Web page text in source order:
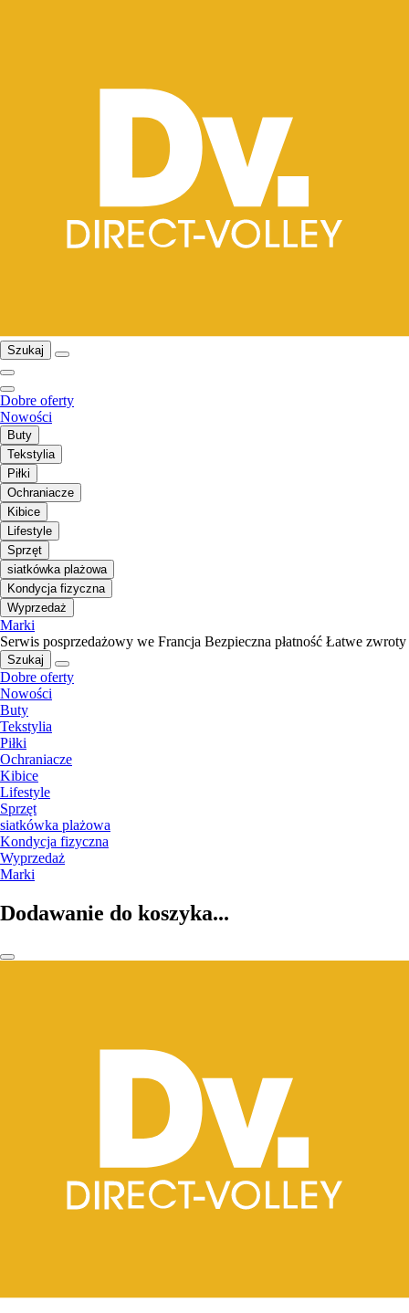
Szukaj
Dobre oferty
Nowości
Buty
Tekstylia
Piłki
Ochraniacze
Kibice
Lifestyle
Sprzęt
siatkówka plażowa
Kondycja fizyczna
Wyprzedaż
Marki
Serwis posprzedażowy we Francja Bezpieczna płatność Łatwe zwroty
Szukaj
Dobre oferty
Nowości
Buty
Tekstylia
Piłki
Ochraniacze
Kibice
Lifestyle
Sprzęt
siatkówka plażowa
Kondycja fizyczna
Wyprzedaż
Marki
Dodawanie do koszyka...